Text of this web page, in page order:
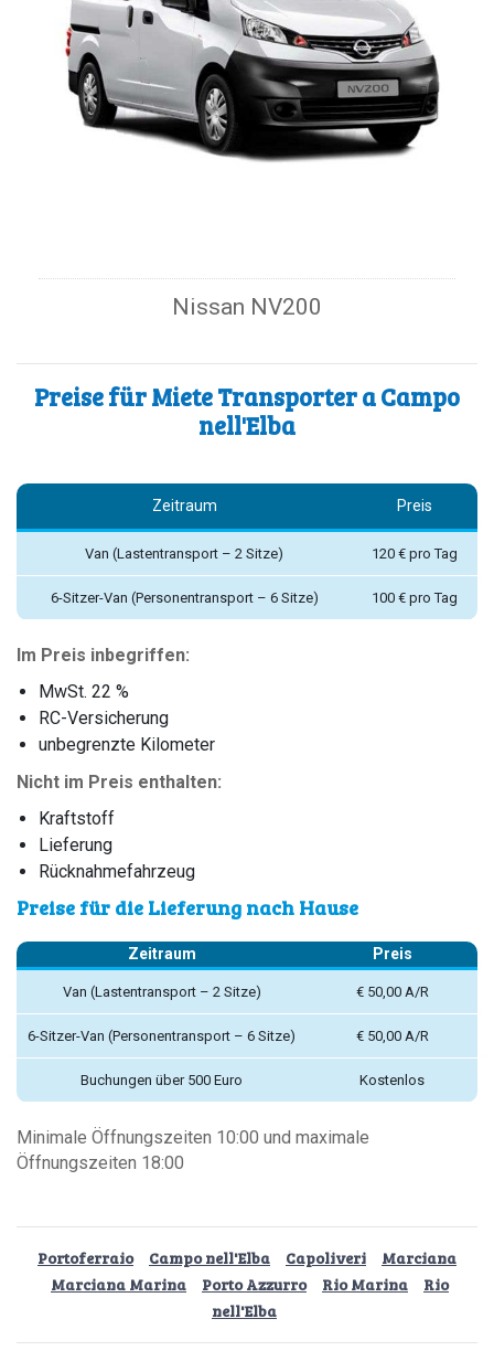
Nissan NV200
Preise für Miete Transporter a Campo
nell'Elba
Zeitraum Preis
Van (Lastentransport – 2 Sitze) 120 € pro Tag
6-Sitzer-Van (Personentransport – 6 Sitze) 100 € pro Tag
Im Preis inbegriffen:
MwSt. 22 %
RC-Versicherung
unbegrenzte Kilometer
Nicht im Preis enthalten:
Kraftstoff
Lieferung
Rücknahmefahrzeug
Preise für die Lieferung nach Hause
Zeitraum Preis
Van (Lastentransport – 2 Sitze) € 50,00 A/R
6-Sitzer-Van (Personentransport – 6 Sitze) € 50,00 A/R
Buchungen über 500 Euro Kostenlos
Minimale Öffnungszeiten 10:00 und maximale
Öffnungszeiten 18:00
Portoferraio Campo nell'Elba Capoliveri
Marciana
Marciana Marina
Porto Azzurro Rio Marina
Rio
nell'Elba